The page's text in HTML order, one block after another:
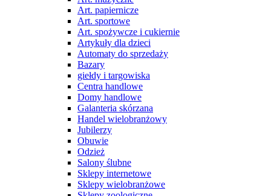
Art. papiernicze
Art. sportowe
Art. spożywcze i cukiernie
Artykuły dla dzieci
Automaty do sprzedaży
Bazary
giełdy i targowiska
Centra handlowe
Domy handlowe
Galanteria skórzana
Handel wielobranżowy
Jubilerzy
Obuwie
Odzież
Salony ślubne
Sklepy internetowe
Sklepy wielobranżowe